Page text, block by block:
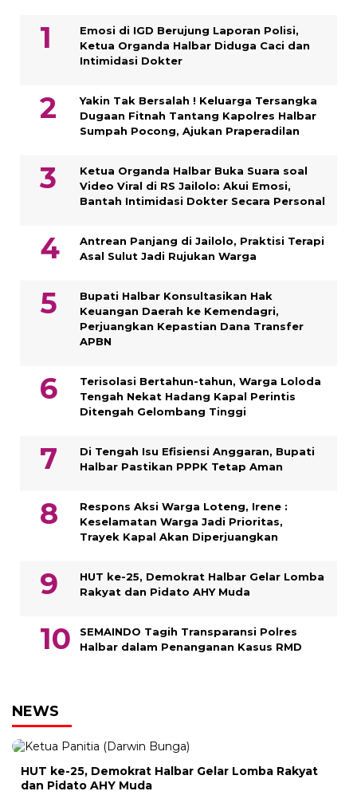
Emosi di IGD Berujung Laporan Polisi,
Ketua Organda Halbar Diduga Caci dan
Intimidasi Dokter
Yakin Tak Bersalah ! Keluarga Tersangka
Dugaan Fitnah Tantang Kapolres Halbar
Sumpah Pocong, Ajukan Praperadilan
Ketua Organda Halbar Buka Suara soal
Video Viral di RS Jailolo: Akui Emosi,
Bantah Intimidasi Dokter Secara Personal
Antrean Panjang di Jailolo, Praktisi Terapi
Asal Sulut Jadi Rujukan Warga
Bupati Halbar Konsultasikan Hak
Keuangan Daerah ke Kemendagri,
Perjuangkan Kepastian Dana Transfer
APBN
Terisolasi Bertahun-tahun, Warga Loloda
Tengah Nekat Hadang Kapal Perintis
Ditengah Gelombang Tinggi
Di Tengah Isu Efisiensi Anggaran, Bupati
Halbar Pastikan PPPK Tetap Aman
Respons Aksi Warga Loteng, Irene :
Keselamatan Warga Jadi Prioritas,
Trayek Kapal Akan Diperjuangkan
HUT ke-25, Demokrat Halbar Gelar Lomba
Rakyat dan Pidato AHY Muda
SEMAINDO Tagih Transparansi Polres
Halbar dalam Penanganan Kasus RMD
NEWS
HUT ke-25, Demokrat Halbar Gelar Lomba Rakyat
dan Pidato AHY Muda